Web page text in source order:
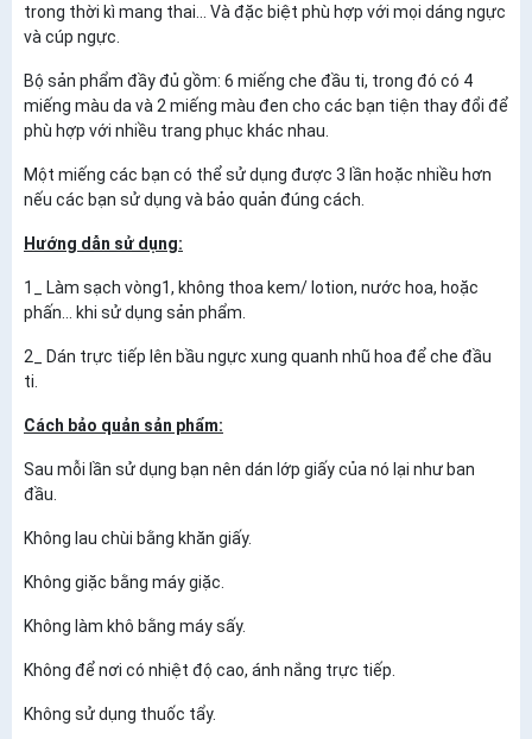
trong thời kì mang thai... Và đặc biệt phù hợp với mọi dáng ngực
và cúp ngực.
Bộ sản phẩm đầy đủ gồm: 6 miếng che đầu ti, trong đó có 4
miếng màu da và 2 miếng màu đen cho các bạn tiện thay đổi để
phù hợp với nhiều trang phục khác nhau.
Một miếng các bạn có thể sử dụng được 3 lần hoặc nhiều hơn
nếu các bạn sử dụng và bảo quản đúng cách.
Hướng dẫn sử dụng:
1_ Làm sạch vòng1, không thoa kem/ lotion, nước hoa, hoặc
phấn... khi sử dụng sản phẩm.
2_ Dán trực tiếp lên bầu ngực xung quanh nhũ hoa để che đầu
ti.
Cách bảo quản sản phẩm:
Sau mỗi lần sử dụng bạn nên dán lớp giấy của nó lại như ban
đầu.
Không lau chùi bằng khăn giấy.
Không giặc bằng máy giặc.
Không làm khô bằng máy sấy.
Không để nơi có nhiệt độ cao, ánh nắng trực tiếp.
Không sử dụng thuốc tẩy.